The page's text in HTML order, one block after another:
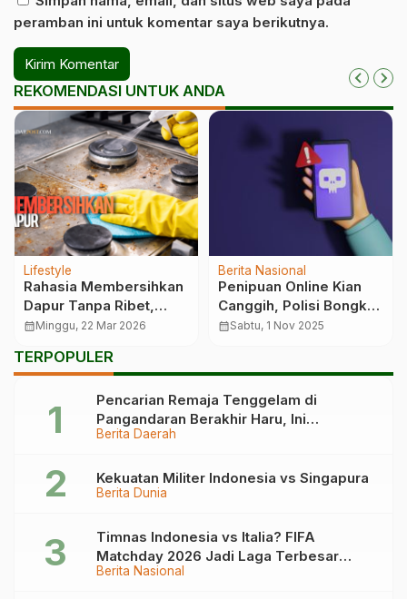
peramban ini untuk komentar saya berikutnya.
REKOMENDASI UNTUK ANDA
Lifestyle
Rahasia Membersihkan
Dapur Tanpa Ribet,
Hasilnya Bikin Kaget
calendar_monthMinggu, 22 Mar 2026
Berita Nasional
Penipuan Online Kian
Canggih, Polisi Bongkar
Modus Love Scam dan
calendar_monthSabtu, 1 Nov 2025
TERPOPULER
Berita Daerah
Pencarian Remaja Tenggelam di
Pangandaran Berakhir Haru, Ini
Kronologinya
Berita Dunia
Kekuatan Militer Indonesia vs Singapura
Berita Nasional
Timnas Indonesia vs Italia? FIFA
Matchday 2026 Jadi Laga Terbesar
Garuda!